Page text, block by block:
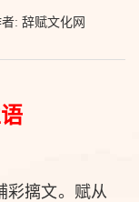
: 辞赋文化网
彩摛文。赋从